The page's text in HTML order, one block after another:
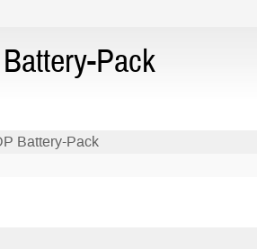
Pack
Battery-Pack